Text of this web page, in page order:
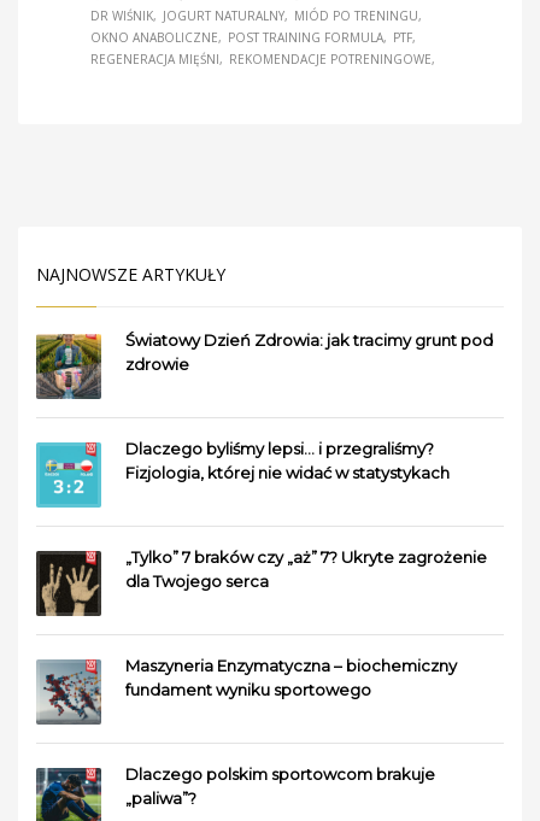
DR WIŚNIK
JOGURT NATURALNY
MIÓD PO TRENINGU
OKNO ANABOLICZNE
POST TRAINING FORMULA
PTF
REGENERACJA MIĘŚNI
REKOMENDACJE POTRENINGOWE
NAJNOWSZE ARTYKUŁY
Światowy Dzień Zdrowia: jak tracimy grunt pod
zdrowie
Dlaczego byliśmy lepsi… i przegraliśmy?
Fizjologia, której nie widać w statystykach
„Tylko” 7 braków czy „aż” 7? Ukryte zagrożenie
dla Twojego serca
Maszyneria Enzymatyczna – biochemiczny
fundament wyniku sportowego
Dlaczego polskim sportowcom brakuje
„paliwa”?